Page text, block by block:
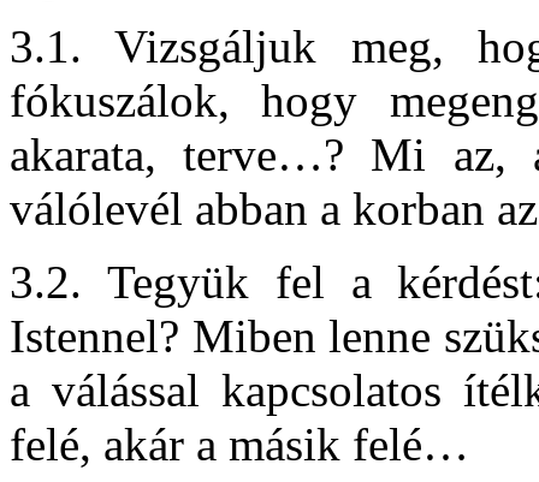
3.1. Vizsgáljuk meg,
fókuszálok, hogy
akarata, terve…? Mi
válólevél abban a korban
3.2. Tegyük fel a
Istennel? Miben lenne
a válással kapcsolatos
felé, akár a másik felé…